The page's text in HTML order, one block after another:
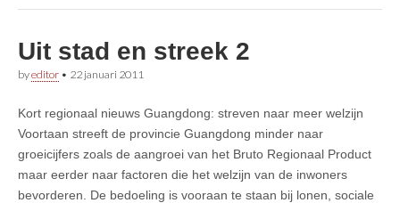
Uit stad en streek 2
byeditor • 22 januari 2011
Kort regionaal nieuws Guangdong: streven naar meer welzijn
Voortaan streeft de provincie Guangdong minder naar
groeicijfers zoals de aangroei van het Bruto Regionaal Product
maar eerder naar factoren die het welzijn van de inwoners
bevorderen. De bedoeling is vooraan te staan bij lonen, sociale